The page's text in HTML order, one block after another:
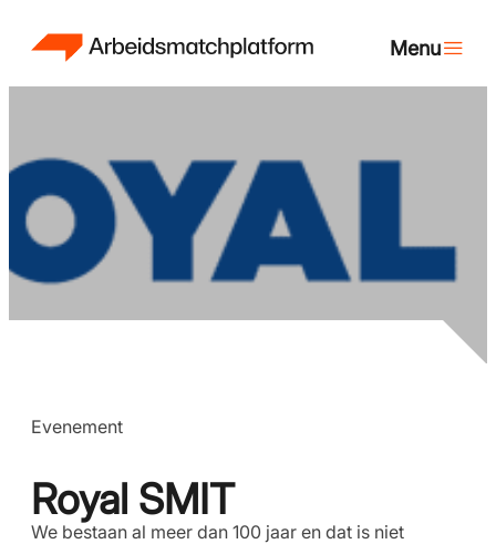
Evenement
Royal SMIT
We bestaan al meer dan 100 jaar en dat is niet